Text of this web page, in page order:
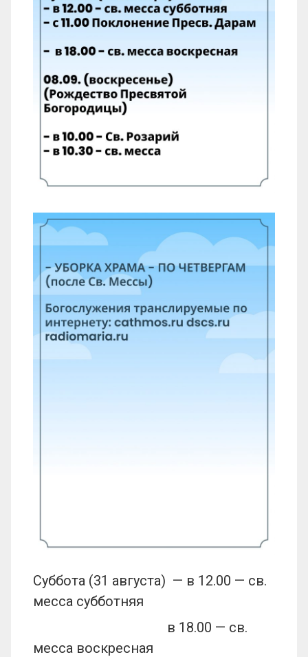
Суббота (31 августа) — в 12.00 — св.
месса субботняя
в 18.00 — св.
месса воскресная